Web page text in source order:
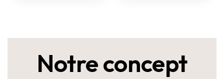
Notre concept